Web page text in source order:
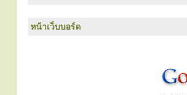
หน้าเว็บบอร์ด